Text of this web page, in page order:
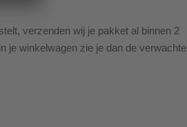
verzenden wij je pakket al binnen 2
je winkelwagen zie je dan de verwachte